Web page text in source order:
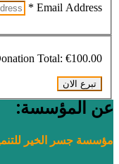
Email Address
*
Total: €100.00
عن المؤسسة:
مؤسسة جسر الخير